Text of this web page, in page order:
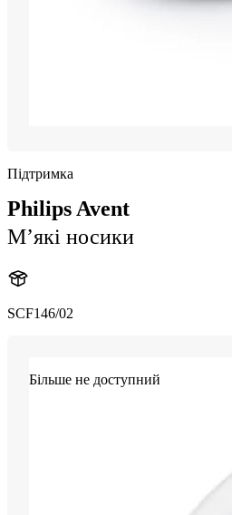
Підтримка
Philips Avent
М’які носики
SCF146/02
Більше не доступний